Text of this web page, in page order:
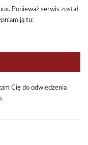
Ponie­waż ser­wis został
ją tu:
Cię do odwie­dze­nia
.